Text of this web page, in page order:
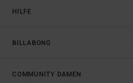
HILFE
BILLABONG
COMMUNITY DAMEN